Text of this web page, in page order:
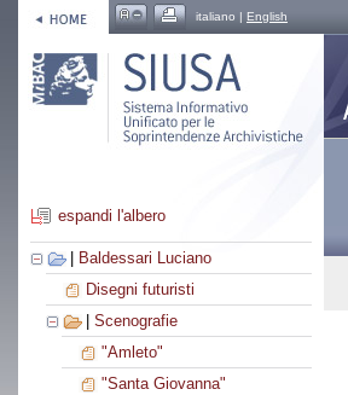
italiano | English
espandi l'albero
Baldessari Luciano
Disegni futuristi
Scenografie
"Amleto"
"Santa Giovanna"